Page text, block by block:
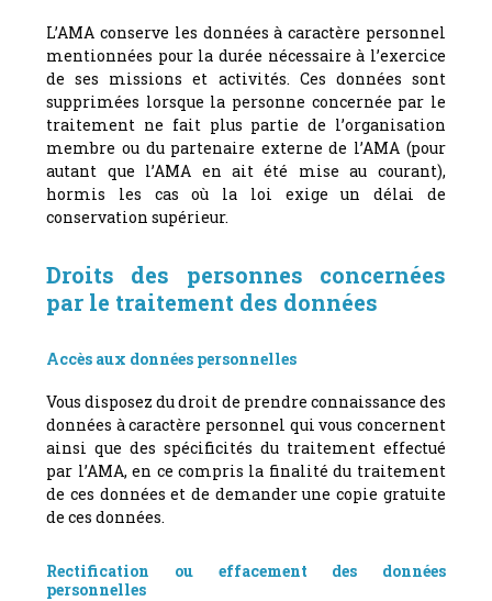
L’AMA conserve les données à caractère personnel
mentionnées pour la durée nécessaire à l’exercice
de ses missions et activités. Ces données sont
supprimées lorsque la personne concernée par le
traitement ne fait plus partie de l’organisation
membre ou du partenaire externe de l’AMA (pour
autant que l’AMA en ait été mise au courant),
hormis les cas où la loi exige un délai de
conservation supérieur.
Droits des personnes concernées
par le traitement des données
Accès aux données personnelles
Vous disposez du droit de prendre connaissance des
données à caractère personnel qui vous concernent
ainsi que des spécificités du traitement effectué
par l’AMA, en ce compris la finalité du traitement
de ces données et de demander une copie gratuite
de ces données.
Rectification ou effacement des données
personnelles